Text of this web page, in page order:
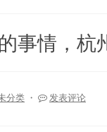
事情，杭
分类 ・ 发表评论